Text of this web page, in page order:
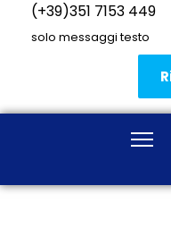
(+39)351 7153 449
solo messaggi testo